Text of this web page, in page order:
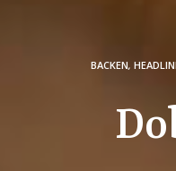
BACKEN,